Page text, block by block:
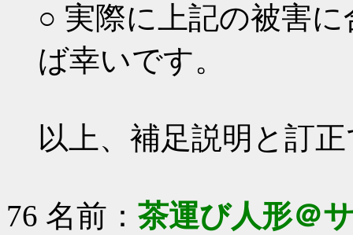
○ 実際に上記の被害
ば幸いです。
以上、補足説明と訂
76 名前： 茶運び人形＠